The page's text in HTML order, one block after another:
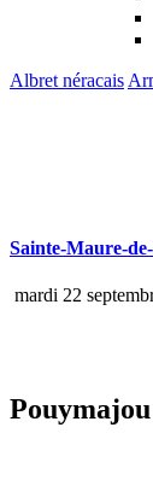
Albret néracais
Sainte-Maure-
mardi 22
Pouymajou